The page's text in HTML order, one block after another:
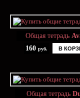
Общая тетрадь
160 руб. В
Общая тетрадь